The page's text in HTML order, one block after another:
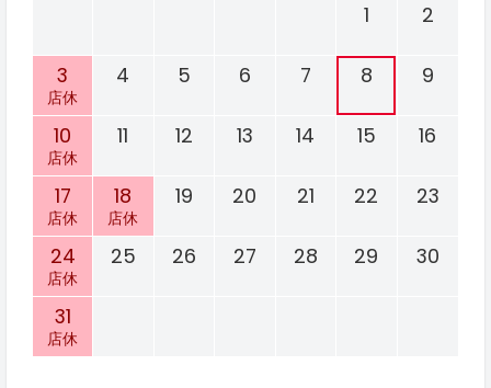
1 2
3
店休
4 5 6 7 8 9
10
店休
11 12 13 14 15 16
17
店休
18
店休
19 20 21 22 23
24
店休
25 26 27 28 29 30
31
店休